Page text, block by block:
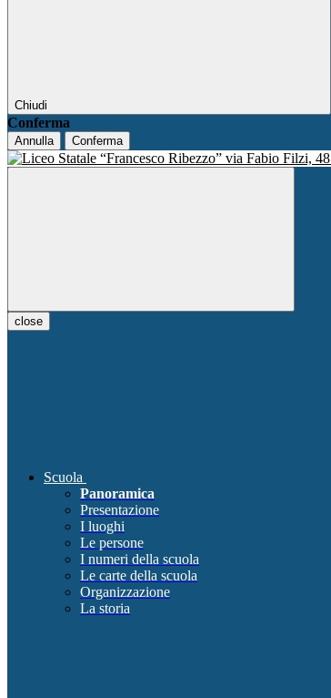
Chiudi
Conferma
Annulla Conferma
via Fabio Filzi, 48
close
Scuola
Panoramica
Presentazione
I luoghi
Le persone
I numeri della scuola
Le carte della scuola
Organizzazione
La storia